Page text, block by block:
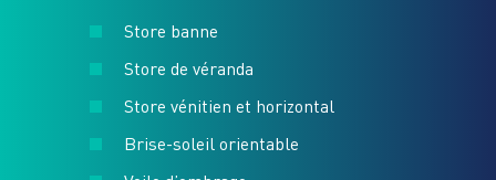
Store banne
Store de véranda
Store vénitien et horizontal
Brise-soleil orientable